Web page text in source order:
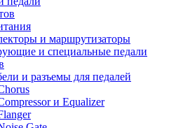
и маршрутизаторы
и специальные педали
и разъемы для педалей
и Equalizer